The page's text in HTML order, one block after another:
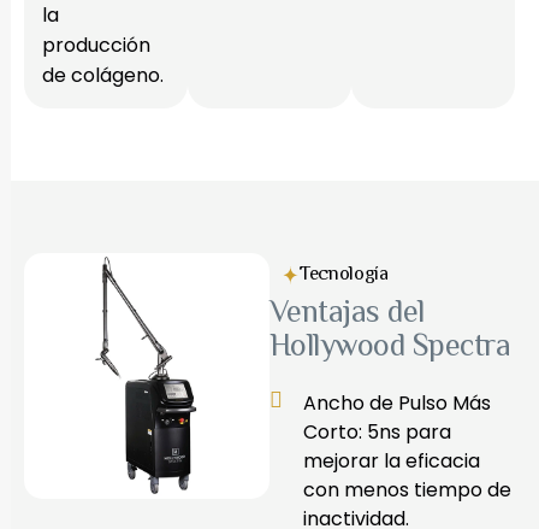
la
producción
de colágeno.
Tecnología
Ventajas del
Hollywood Spectra
Ancho de Pulso Más
Corto: 5ns para
mejorar la eficacia
con menos tiempo de
inactividad.